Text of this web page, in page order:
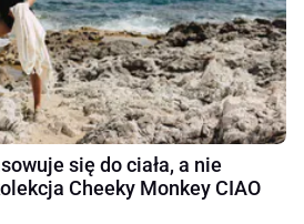
się do ciała, a nie
Cheeky Monkey CIAO